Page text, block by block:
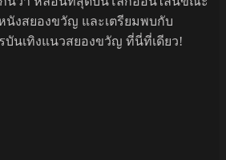
นังสยองขวัญ และเตรียมพบกับ
บันเทิงแนวสยองขวัญ ที่นี่ที่เดียว!